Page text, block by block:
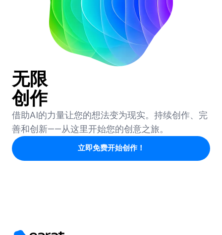
无限
创作
借助AI的力量让您的想法变为现实。持续创作、完
善和创新——从这里开始您的创意之旅。
立即免费开始创作！